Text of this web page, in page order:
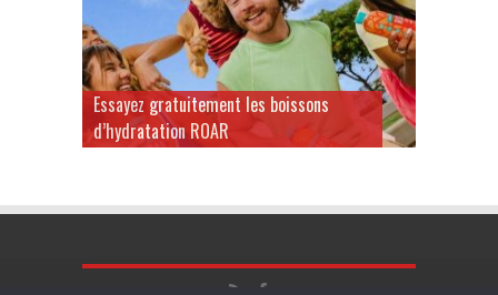
Essayez gratuitement les boissons
d’hydratation ROAR